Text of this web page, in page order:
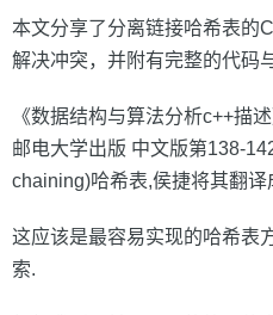
本文分享了分离链接哈希表的
解决冲突，并附有完整的代码
《数据结构与算法分析c++描
邮电大学出版 中文版第138-
chaining)哈希表,侯捷将其翻译
这应该是最容易实现的哈希表
索.